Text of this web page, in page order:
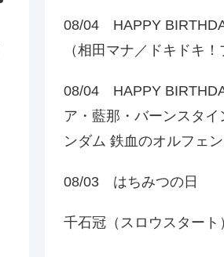
08/04 HAPPY
（相田マナ／ドキドキ！
08/04 HAPPY
ア・藍那・バーンスタ
ンダム 鉄血のオルフェン
08/03 はちみつの日
千石冠（スロウスタート